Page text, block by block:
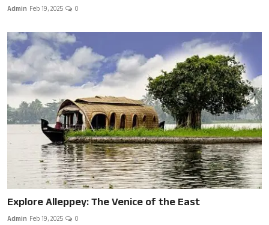
Admin Feb 19, 2025 0
Explore Alleppey: The Venice of the East
Admin Feb 19, 2025 0